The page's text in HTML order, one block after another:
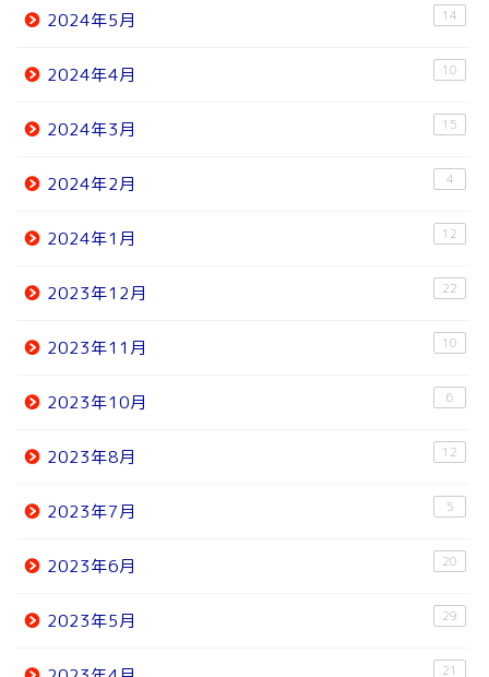
2024年5月 14
2024年4月 10
2024年3月 15
2024年2月 4
2024年1月 12
2023年12月 22
2023年11月 10
2023年10月 6
2023年8月 12
2023年7月 5
2023年6月 20
2023年5月 29
21